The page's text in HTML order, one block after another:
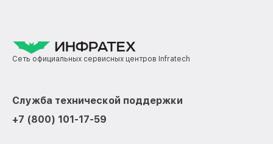
Сеть официальных сервисных центров Infratech
Служба технической поддержки
+7 (800) 101-17-59